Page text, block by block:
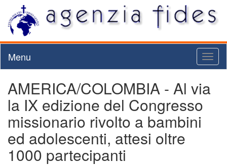
Menu
AMERICA/COLOMBIA - Al via
la IX edizione del Congresso
missionario rivolto a bambini
ed adolescenti, attesi oltre
1000 partecipanti